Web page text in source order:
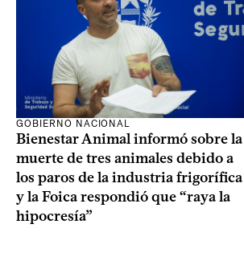
GOBIERNO NACIONAL
Bienestar Animal informó sobre la
muerte de tres animales debido a
los paros de la industria frigorífica
y la Foica respondió que “raya la
hipocresía”